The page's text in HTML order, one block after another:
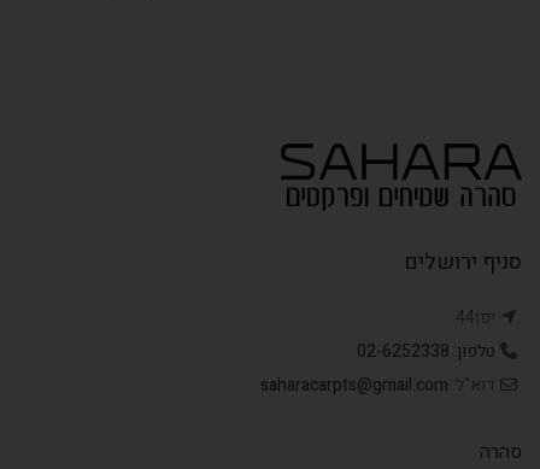
סניף ירושלים
יפו44
טלפון: 02-6252338
דוא"ל: saharacarpts@gmail.com
סהרה